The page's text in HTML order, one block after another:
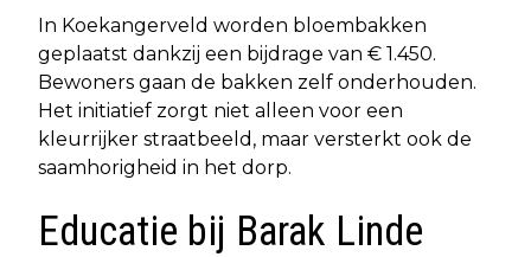
In Koekangerveld worden bloembakken
geplaatst dankzij een bijdrage van € 1.450.
Bewoners gaan de bakken zelf onderhouden.
Het initiatief zorgt niet alleen voor een
kleurrijker straatbeeld, maar versterkt ook de
saamhorigheid in het dorp.
Educatie bij Barak Linde